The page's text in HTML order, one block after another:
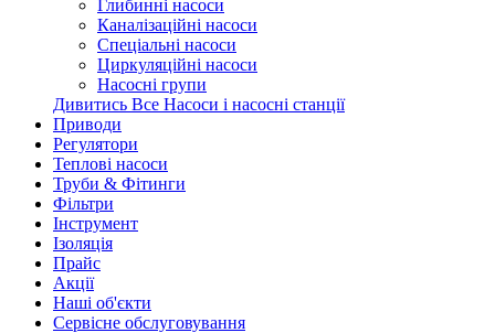
Глибинні насоси
Каналізаційні насоси
Спеціальні насоси
Циркуляційні насоси
Насосні групи
Дивитись Все Насоси і насосні станції
Приводи
Регулятори
Теплові насоси
Труби & Фітинги
Фільтри
Інструмент
Ізоляція
Прайс
Акції
Наші об'єкти
Сервісне обслуговування